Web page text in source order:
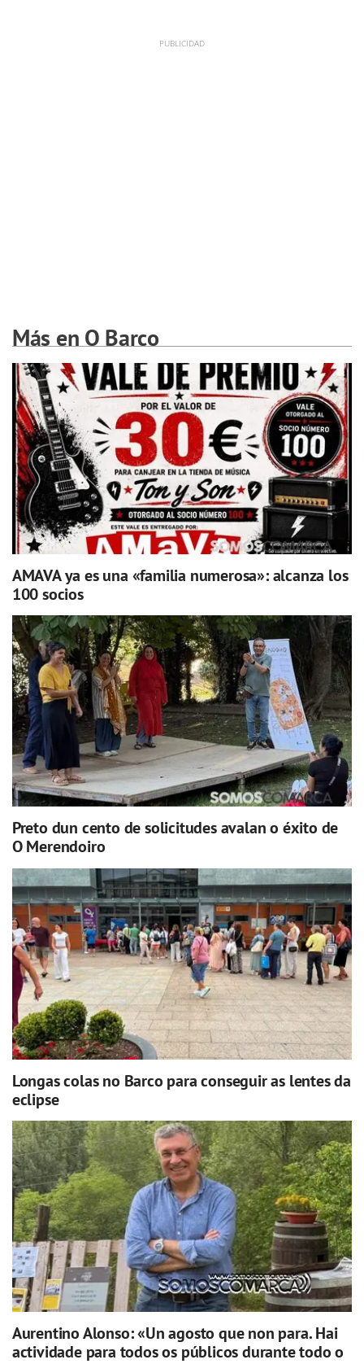
Más en O Barco
AMAVA ya es una «familia numerosa»: alcanza los
100 socios
Preto dun cento de solicitudes avalan o éxito de
O Merendoiro
Longas colas no Barco para conseguir as lentes da
eclipse
Aurentino Alonso: «Un agosto que non para. Hai
actividade para todos os públicos durante todo o